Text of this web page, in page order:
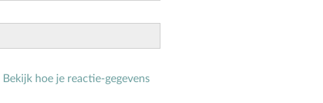
Bekijk hoe je reactie-gegevens